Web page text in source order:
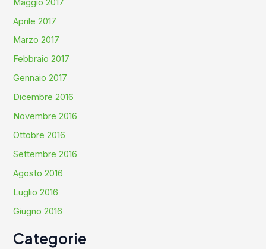
Aprile 2017
Marzo 2017
Febbraio 2017
Gennaio 2017
Dicembre 2016
Novembre 2016
Ottobre 2016
Settembre 2016
Agosto 2016
Luglio 2016
Giugno 2016
Categorie